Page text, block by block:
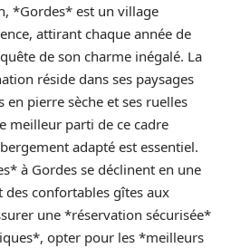
*Gordes* est un village
attirant chaque année de
de son charme inégalé. La
réside dans ses paysages
en pierre sèche et ses ruelles
meilleur parti de ce cadre
adapté est essentiel.
à Gordes se déclinent en une
des confortables gîtes aux
une *réservation sécurisée*
opter pour les *meilleurs